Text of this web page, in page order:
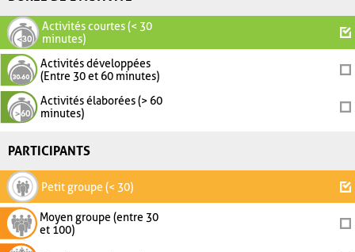
Activités courtes (< 30
minutes)
Activités développées
(Entre 30 et 60 minutes)
Activités élaborées (> 60
minutes)
PARTICIPANTS
Petit groupe (< 30)
Moyen groupe (entre 30
et 100)